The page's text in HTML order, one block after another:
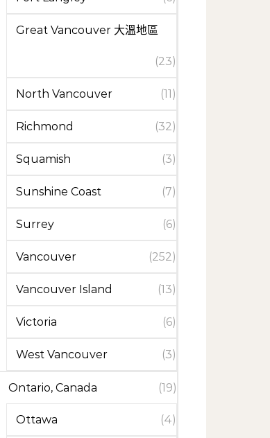
Great Vancouver 大溫地區
(23)
North Vancouver (11)
Richmond (32)
Squamish (3)
Sunshine Coast (7)
Surrey (6)
Vancouver (252)
Vancouver Island (13)
Victoria (6)
West Vancouver (3)
Ontario, Canada (19)
Ottawa (4)